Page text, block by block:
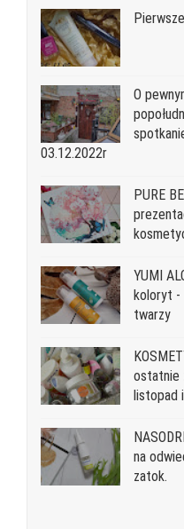
O
03.12.2022r
PURE
YUMI
koloryt -
twarzy
ostatnie
listopad
na
zatok.